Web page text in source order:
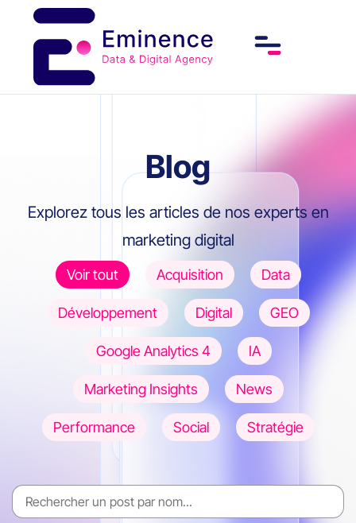
Blog
Explorez tous les articles de nos experts en
marketing digital
Voir tout Acquisition Data
Développement Digital GEO
Google Analytics 4 IA
Marketing Insights News
Performance Social Stratégie